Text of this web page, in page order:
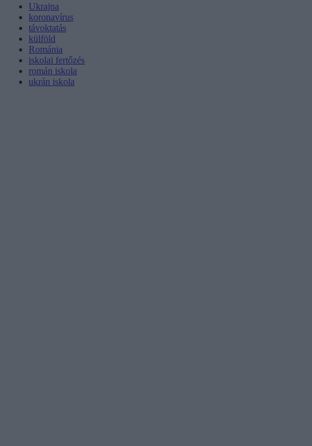
Ukrajna
koronavírus
távoktatás
külföld
Románia
iskolai fertőzés
román iskola
ukrán iskola